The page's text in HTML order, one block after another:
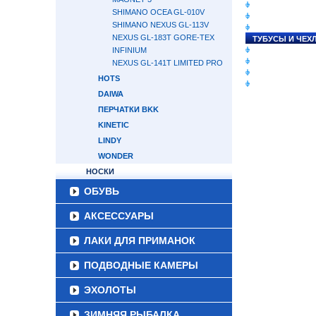
SHIMANO OCEA GL-010V
SHIMANO NEXUS GL-113V
NEXUS GL-183T GORE-TEX
INFINIUM
NEXUS GL-141T LIMITED PRO
HOTS
DAIWA
ПЕРЧАТКИ BKK
KINETIC
LINDY
WONDER
НОСКИ
ОБУВЬ
АКСЕССУАРЫ
ЛАКИ ДЛЯ ПРИМАНОК
ПОДВОДНЫЕ КАМЕРЫ
ЭХОЛОТЫ
ТУБУСЫ И